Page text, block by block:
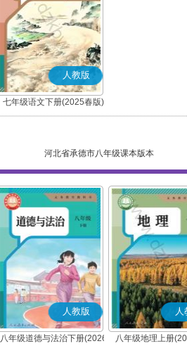
人教版
七年级语文下册(2025春版)
(部编版)
河北省承德市八年级课本版本
人教版
八年级道德与法治下册(2026
人
八年级地理上册